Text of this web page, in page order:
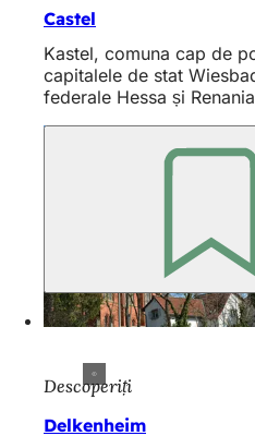
Castel
Kastel, comuna cap de
capitalele de stat
federale Hessa și
Descoperiți
Delkenheim